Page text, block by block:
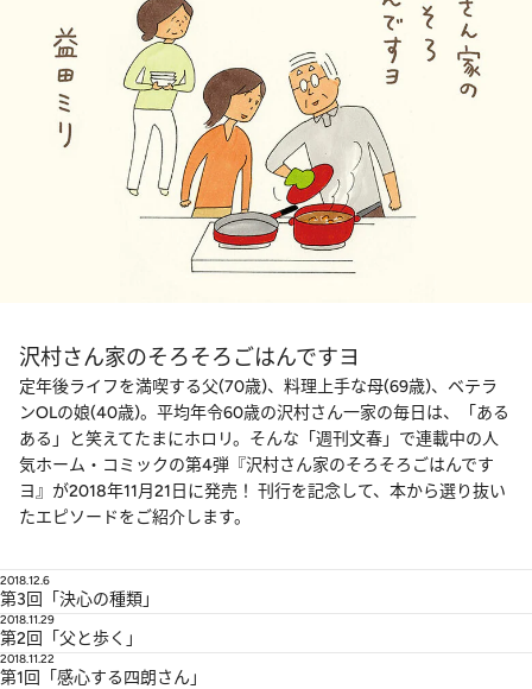
沢村さん家のそろそろごはんですヨ
定年後ライフを満喫する父(70歳)、料理上手な母(69歳)、ベテラ
ンOLの娘(40歳)。平均年令60歳の沢村さん一家の毎日は、「ある
ある」と笑えてたまにホロリ。そんな「週刊文春」で連載中の人
気ホーム・コミックの第4弾『沢村さん家のそろそろごはんです
ヨ』が2018年11月21日に発売！ 刊行を記念して、本から選り抜い
たエピソードをご紹介します。
2018.12.6
第3回「決心の種類」
2018.11.29
第2回「父と歩く」
2018.11.22
第1回「感心する四朗さん」